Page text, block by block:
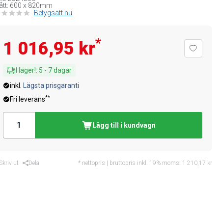
600 x 820mm
Betygsätt nu
1 016,95 kr*
I lager!: 5 - 7dagar
inkl.
Lägsta prisgaranti
Fri leverans**
Lägg till i kundvagn
ut Dela * nettopris | bruttopris inkl. 19% moms: 1 210,17 kr